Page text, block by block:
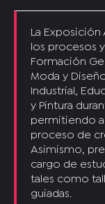
La
los procesos
Formación
Moda y
Industrial,
y Pintura
permitiendo
proceso de
Asimismo,
cargo de
tales como
guiadas.